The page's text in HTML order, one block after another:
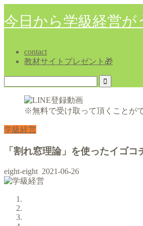
今日から学級経営
contact
教材サイトプレゼント🎁
※無料で受け取って頂くことが
学級経営
「割れ窓理論」を使ったイゴコ
eight-eight 2021-06-26